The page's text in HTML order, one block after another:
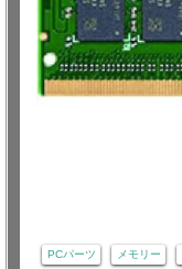
PCパーツ メモリー